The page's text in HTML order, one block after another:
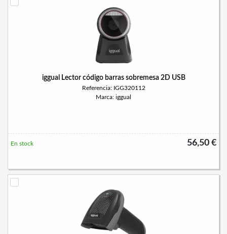
iggual Lector código barras sobremesa 2D USB
Referencia: IGG320112
Marca: iggual
56,50 €
En stock